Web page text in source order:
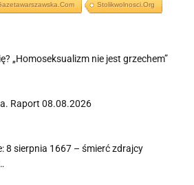
Stolikwolnosci.org
„Homoseksualizm nie jest grzechem”
Raport 08.08.2026
8 sierpnia 1667 – śmierć zdrajcy